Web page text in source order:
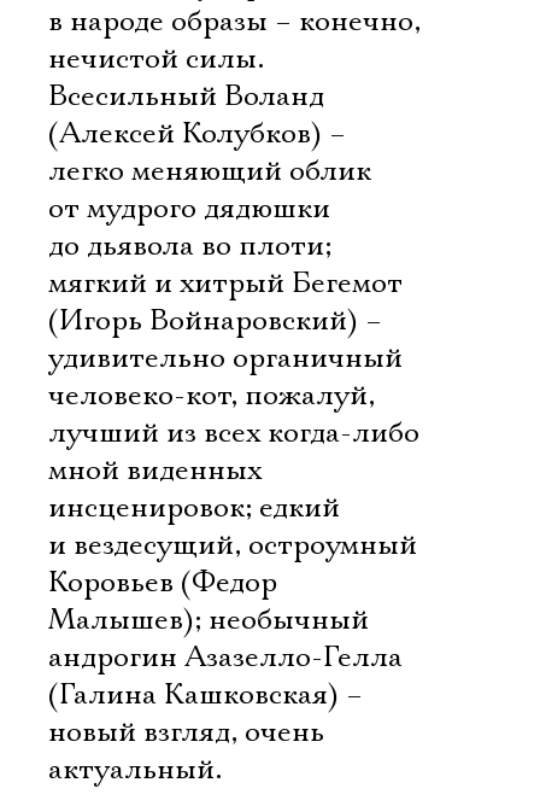
в народе образы – конечно,
нечистой силы.
Всесильный Воланд
(Алексей Колубков) –
легко меняющий облик
от мудрого дядюшки
до дьявола во плоти;
мягкий и хитрый Бегемот
(Игорь Войнаровский) –
удивительно органичный
человеко-кот, пожалуй,
лучший из всех когда-либо
мной виденных
инсценировок; едкий
и вездесущий, остроумный
Коровьев (Федор
Малышев); необычный
андрогин Азазелло-Гелла
(Галина Кашковская) –
новый взгляд, очень
актуальный.